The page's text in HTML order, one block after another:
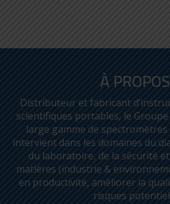
À PROPOS
Distributeur et fabricant
scientifiques portables, le
large gamme de spectromètres
intervient dans les domaines du
du laboratoire, de la sécurité
matières (industrie &
en productivité, améliorer la
risques